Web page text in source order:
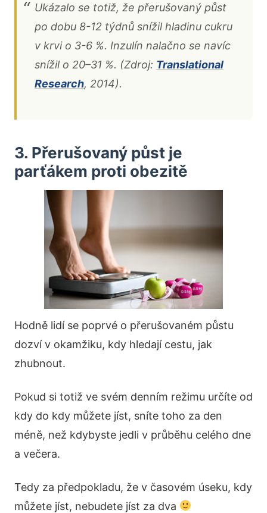
Ukázalo se totiž, že přerušovaný půst
po dobu 8-12 týdnů snížil hladinu cukru
v krvi o 3-6 %. Inzulín nalačno se navíc
snížil o 20–31 %. (Zdroj: Translational
Research, 2014).
3. Přerušovaný půst je
parťákem proti obezitě
Hodně lidí se poprvé o přerušovaném půstu
dozví v okamžiku, kdy hledají cestu, jak
zhubnout.
Pokud si totiž ve svém denním režimu určíte od
kdy do kdy můžete jíst, sníte toho za den
méně, než kdybyste jedli v průběhu celého dne
a večera.
Tedy za předpokladu, že v časovém úseku, kdy
můžete jíst, nebudete jíst za dva